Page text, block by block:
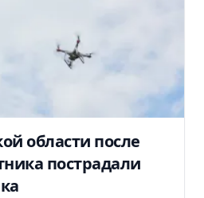
области после
пострадали